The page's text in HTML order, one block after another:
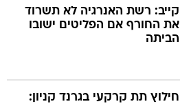
קייב: רשת האנרגיה לא תשרוד
את החורף אם הפליטים ישובו
הביתה
חילוץ תת קרקעי בגרנד קניון: